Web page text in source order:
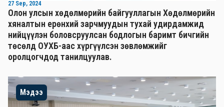
27 Sep, 2024
Олон улсын хөдөлмөрийн байгууллагын Хөдөлмөрийн
хяналтын ерөнхий зарчмуудын тухай удирдамжид
нийцүүлэн боловсруулсан бодлогын баримт бичгийн
төсөлд ОУХБ-аас хүргүүлсэн зөвлөмжийг
оролцогчдод танилцуулав.
Мэдээ